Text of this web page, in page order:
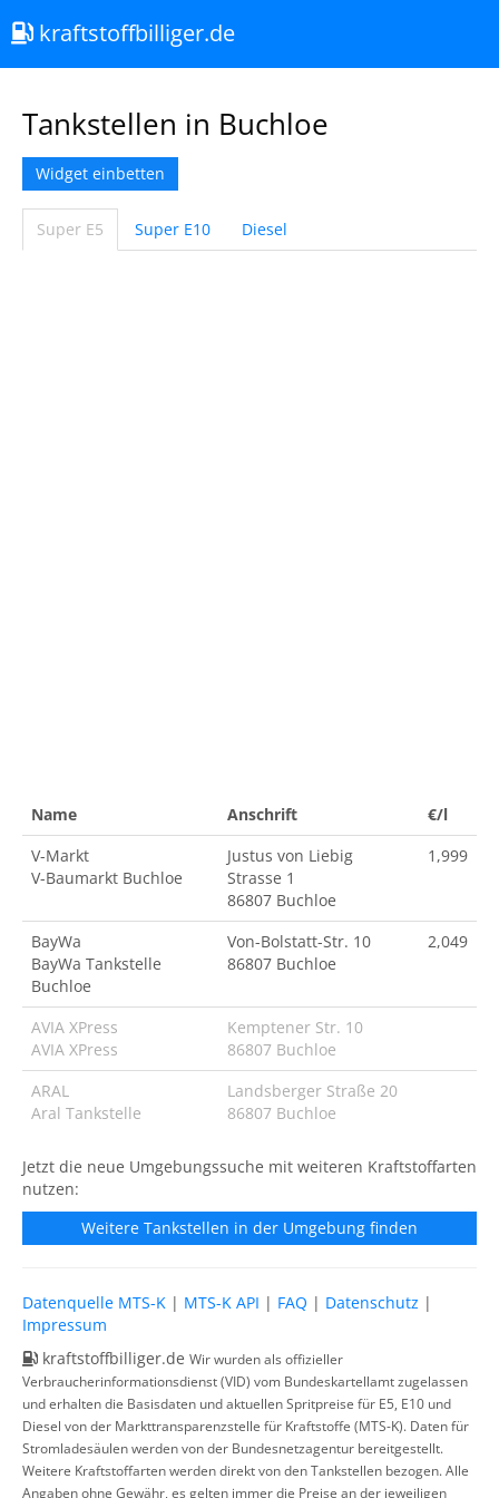
kraftstoffbilliger.de
Tankstellen in Buchloe
Widget einbetten
Super E5 Super E10 Diesel
Name Anschrift
€/l
V-Markt
V-Baumarkt Buchloe
Justus von Liebig
Strasse 1
86807 Buchloe
1,999
BayWa
BayWa Tankstelle
Buchloe
Von-Bolstatt-Str. 10
86807 Buchloe
2,049
AVIA XPress
AVIA XPress
Kemptener Str. 10
86807 Buchloe
ARAL
Aral Tankstelle
Landsberger Straße 20
86807 Buchloe
Jetzt die neue Umgebungssuche mit weiteren Kraftstoffarten
nutzen:
Weitere Tankstellen in der Umgebung finden
Datenquelle MTS-K | MTS-K API | FAQ | Datenschutz |
Impressum
kraftstoffbilliger.de Wir wurden als offizieller
Verbraucherinformationsdienst (VID) vom Bundeskartellamt zugelassen
und erhalten die Basisdaten und aktuellen Spritpreise für E5, E10 und
Diesel von der Markttransparenzstelle für Kraftstoffe (MTS-K). Daten für
Stromladesäulen werden von der Bundesnetzagentur bereitgestellt.
Weitere Kraftstoffarten werden direkt von den Tankstellen bezogen. Alle
Angaben ohne Gewähr, es gelten immer die Preise an der jeweiligen